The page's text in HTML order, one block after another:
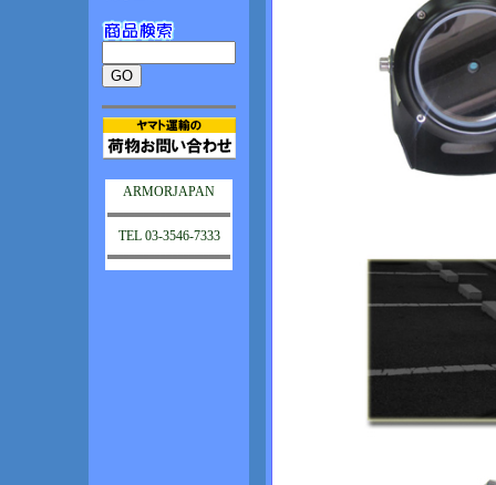
ARMORJAPAN
TEL 03-3546-7333